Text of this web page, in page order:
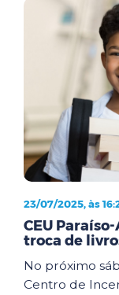
23/07/2025, às
CEU
troca de
No próximo
Centro de